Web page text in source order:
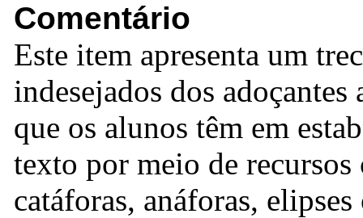
Comentário
Este item apresenta um
indesejados dos
que os alunos têm em
texto por meio de
catáforas, anáforas,